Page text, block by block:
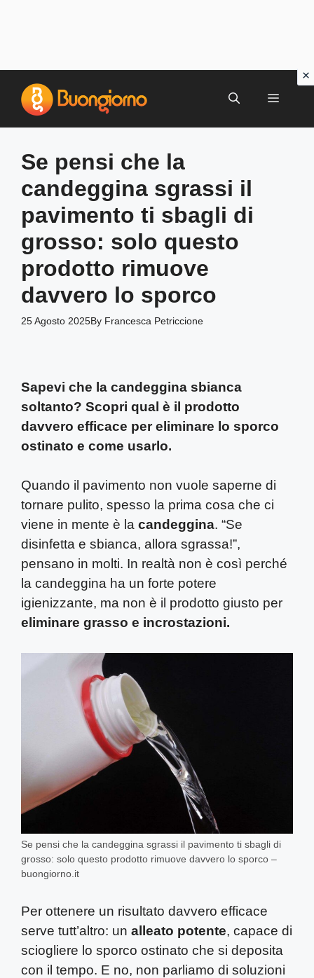
contenuto
MENU
Se pensi che la
candeggina sgrassi il
pavimento ti sbagli di
grosso: solo questo
prodotto rimuove
davvero lo sporco
25 Agosto 2025By Francesca Petriccione
Sapevi che la candeggina sbianca
soltanto? Scopri qual è il prodotto
davvero efficace per eliminare lo sporco
ostinato e come usarlo.
Quando il pavimento non vuole saperne di
tornare pulito, spesso la prima cosa che ci
viene in mente è la candeggina. “Se
disinfetta e sbianca, allora sgrassa!”,
pensano in molti. In realtà non è così perché
la candeggina ha un forte potere
igienizzante, ma non è il prodotto giusto per
eliminare grasso e incrostazioni.
Se pensi che la candeggina sgrassi il pavimento ti sbagli di
grosso: solo questo prodotto rimuove davvero lo sporco –
buongiorno.it
Per ottenere un risultato davvero efficace
serve tutt’altro: un alleato potente, capace di
sciogliere lo sporco ostinato che si deposita
con il tempo. E no, non parliamo di soluzioni